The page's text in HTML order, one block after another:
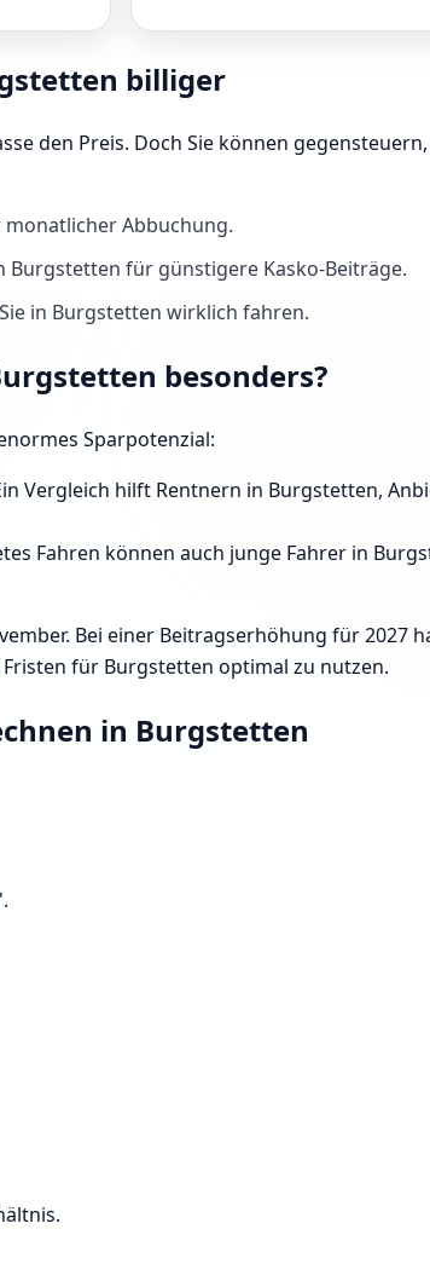
billiger
den Preis. Doch Sie können
monatlicher Abbuchung.
Burgstetten für günstigere Kasko-Beiträge.
in Burgstetten wirklich fahren.
besonders?
Sparpotenzial:
Vergleich hilft Rentnern in Burgstetten,
Fahren können auch junge Fahrer in
Bei einer Beitragserhöhung für 2027
für Burgstetten optimal zu nutzen.
in Burgstetten